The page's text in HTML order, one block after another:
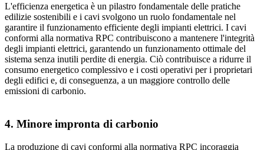
L'efficienza energetica è un pilastro fondamentale delle pratiche
edilizie sostenibili e i cavi svolgono un ruolo fondamentale nel
garantire il funzionamento efficiente degli impianti elettrici. I cavi
conformi alla normativa RPC contribuiscono a mantenere l'integrità
degli impianti elettrici, garantendo un funzionamento ottimale del
sistema senza inutili perdite di energia. Ciò contribuisce a ridurre il
consumo energetico complessivo e i costi operativi per i proprietari
degli edifici e, di conseguenza, a un maggiore controllo delle
emissioni di carbonio.
4. Minore impronta di carbonio
La produzione di cavi conformi alla normativa RPC incoraggia